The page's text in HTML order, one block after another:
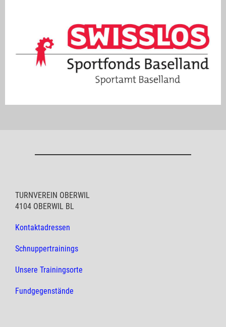
TURNVEREIN OBERWIL
4104 OBERWIL BL
Kontaktadressen
Schnuppertrainings
Unsere Trainingsorte
Fundgegenstände